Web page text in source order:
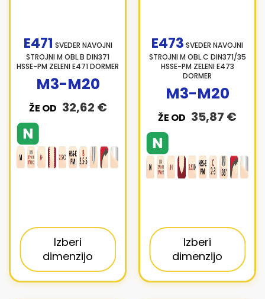
E471 SVEDER NAVOJNI
STROJNI M OBL.B DIN371
HSSE-PM ZELENI E471 DORMER
ŽE OD 32,62 €
M3-M20
Izberi
dimenzijo
E473 SVEDER NAVOJNI
STROJNI M OBL.C DIN371/35
HSSE-PM ZELENI E473
DORMER
ŽE OD 35,87 €
M3-M20
Izberi
dimenzijo